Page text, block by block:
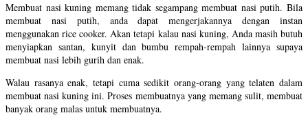
Membuat nasi kuning memang tidak segampang membuat nasi putih. Bila
membuat nasi putih, anda dapat mengerjakannya dengan instan
menggunakan rice cooker. Akan tetapi kalau nasi kuning, Anda masih butuh
menyiapkan santan, kunyit dan bumbu rempah-rempah lainnya supaya
membuat nasi lebih gurih dan enak.
Walau rasanya enak, tetapi cuma sedikit orang-orang yang telaten dalam
membuat nasi kuning ini. Proses membuatnya yang memang sulit, membuat
banyak orang malas untuk membuatnya.